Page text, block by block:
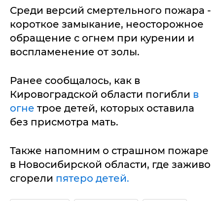
Среди версий смертельного пожара -
короткое замыкание, неосторожное
обращение с огнем при курении и
воспламенение от золы.
Ранее сообщалось, как в
Кировоградской области погибли в
огне трое детей, которых оставила
без присмотра мать.
Также напомним о страшном пожаре
в Новосибирской области, где заживо
сгорели пятеро детей.